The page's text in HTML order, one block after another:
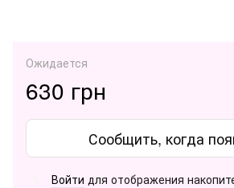
Ожидается
630 грн
Сообщить, когда
Войти для отображения